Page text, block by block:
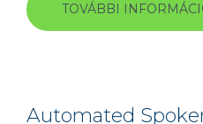
TOVÁBBI
Automated